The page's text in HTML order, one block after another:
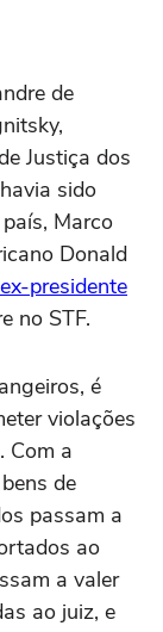
de
Justiça dos
sido
Marco
Donald
presidente
no STF.
é
violações
Com a
de
passam a
ao
a valer
ao juiz, e